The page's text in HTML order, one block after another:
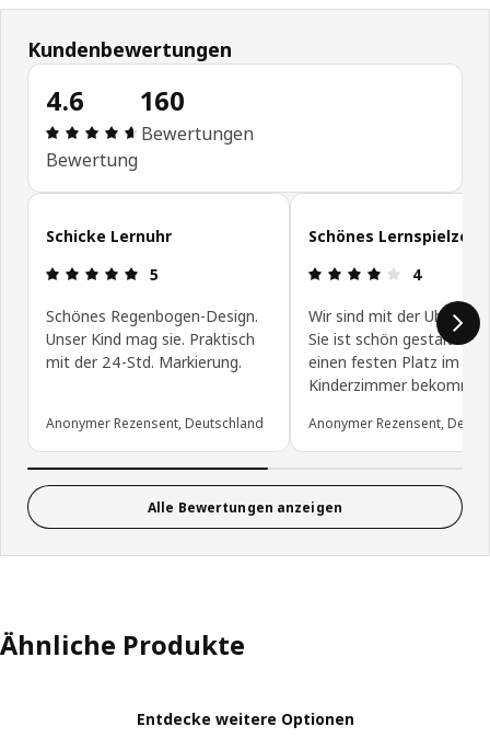
Kundenbewertungen
4.6
Produktbewertung: 4.6 von 5 Sterne Alle
Bewertung
160
Bewertungen
Kundenbewertungen überspringen
Schicke Lernuhr
Produktbewertung: 5 von 5 Sterne
5
Schönes Regenbogen-Design.
Unser Kind mag sie. Praktisch
mit der 24-Std. Markierung.
Anonymer Rezensent, Deutschland
Schönes Lernspielzeug
4
Wir sind mit der Uhr
Sie ist schön gestaltet
einen festen Platz im
Kinderzimmer
Anonymer Rezensent,
Alle Bewertungen anzeigen
Ähnliche Produkte
Entdecke weitere Optionen